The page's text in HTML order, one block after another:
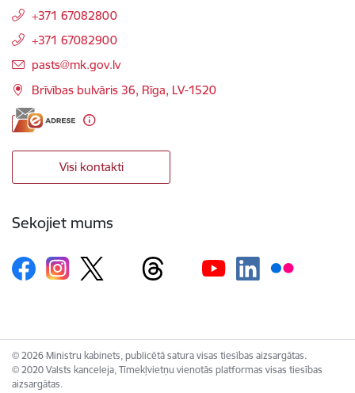
+371 67082800
+371 67082900
E-pasts:
pasts@mk.gov.lv
Brīvības bulvāris 36, Rīga, LV-1520
Visi kontakti
Sekojiet mums
© 2026 Ministru kabinets, publicētā satura visas tiesības aizsargātas.
© 2020 Valsts kanceleja, Tīmekļvietņu vienotās platformas visas tiesības
aizsargātas.